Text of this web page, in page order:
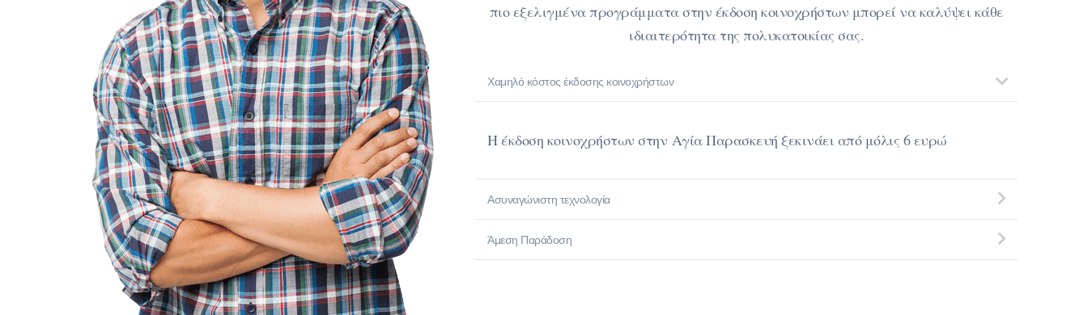
πιο εξελιγμένα προγράμματα στην έκδοση κοινοχρήστων μπορεί να καλύψει κάθε
ιδιαιτερότητα της πολυκατοικίας σας.
Χαμηλό κόστος έκδοσης κοινοχρήστων
Η έκδοση κοινοχρήστων στην Αγία Παρασκευή ξεκινάει από μόλις 6 ευρώ
Ασυναγώνιστη τεχνολογία
Άμεση Παράδοση